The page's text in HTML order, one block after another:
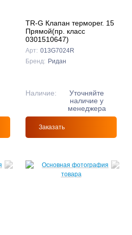
TR-G Клапан терморег. 15
Прямой(пр. класс
0301510647)
Арт: 013G7024R
Бренд: Ридан
Наличие:
Уточняйте
наличие у
менеджера
Заказать